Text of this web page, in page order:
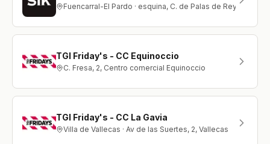
Fuencarral-El Pardo · esquina, C. de Palas de Rey, 38, C.
TGI Friday's - CC Equinoccio
C. Fresa, 2, Centro comercial Equinoccio
TGI Friday's - CC La Gavia
Villa de Vallecas · Av de las Suertes, 2, Vallecas